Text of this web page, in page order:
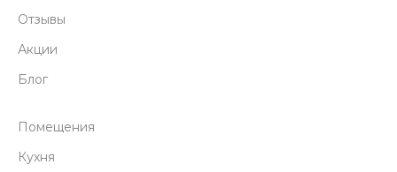
Отзывы
Акции
Блог
Помещения
Кухня